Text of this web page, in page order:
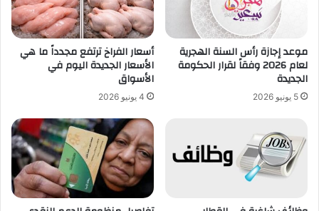
موعد إجازة رأس السنة الهجرية
لعام 2026 وفقاً لقرار الحكومة
الجديدة
5 يونيو 2026
أسعار الفراخ ترتفع مجدداً ما هي
الأسعار الجديدة اليوم في
الأسواق
4 يونيو 2026